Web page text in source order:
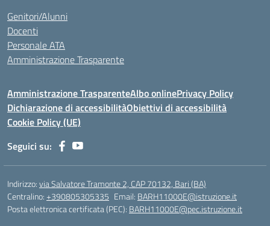
Genitori/Alunni
Docenti
Personale ATA
Amministrazione Trasparente
Amministrazione TrasparenteAlbo onlinePrivacy Policy
Dichiarazione di accessibilitàObiettivi di accessibilità
Cookie Policy (UE)
Seguici su:
Indirizzo:via Salvatore Tramonte 2, CAP 70132, Bari (BA)
Centralino:+390805305335 Email: BARH11000E@istruzione.it
Posta elettronica certificata (PEC): BARH11000E@pec.istruzione.it